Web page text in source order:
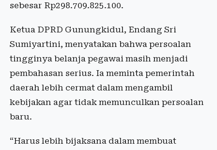
sebesar Rp298.709.825.100.
Ketua DPRD Gunungkidul, Endang Sri
Sumiyartini, menyatakan bahwa persoalan
tingginya belanja pegawai masih menjadi
pembahasan serius. Ia meminta pemerintah
daerah lebih cermat dalam mengambil
kebijakan agar tidak memunculkan persoalan
baru.
“Harus lebih bijaksana dalam membuat